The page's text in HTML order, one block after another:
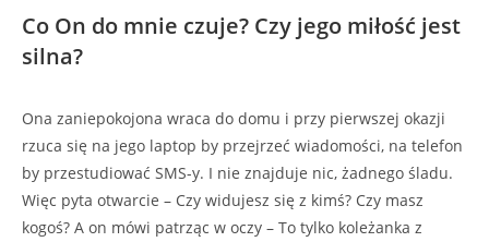
Co On do mnie czuje? Czy jego miłość jest
silna?
Ona zaniepokojona wraca do domu i przy pierwszej okazji
rzuca się na jego laptop by przejrzeć wiadomości, na telefon
by przestudiować SMS-y. I nie znajduje nic, żadnego śladu.
Więc pyta otwarcie – Czy widujesz się z kimś? Czy masz
kogoś? A on mówi patrząc w oczy – To tylko koleżanka z